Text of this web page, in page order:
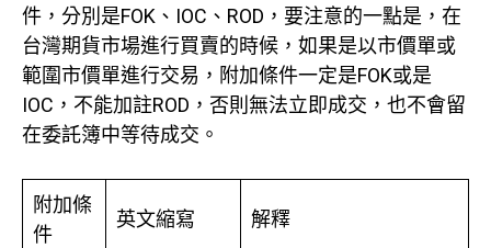
件，分別是FOK、IOC、ROD，要注意的一點是，在
台灣期貨市場進行買賣的時候，如果是以市價單或
範圍市價單進行交易，附加條件一定是FOK或是
IOC，不能加註ROD，否則無法立即成交，也不會留
在委託簿中等待成交。
附加條
件
英文縮寫 解釋